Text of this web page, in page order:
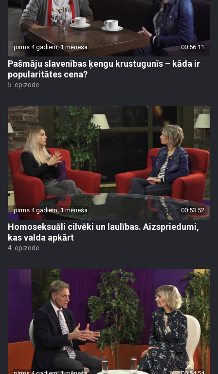
pirms 4 gadiem, 1 mēneša 00:56:11
Pašmāju slavenības ķengu krustugunīs – kāda ir
popularitātes cena?
5. epizode
pirms 4 gadiem, 1 mēneša 00:53:52
Homoseksuāli cilvēki un laulības. Aizspriedumi,
kas valda apkārt
4. epizode